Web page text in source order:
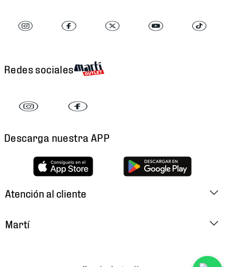
Redes sociales
Descarga nuestra APP
Atención al cliente
Martí